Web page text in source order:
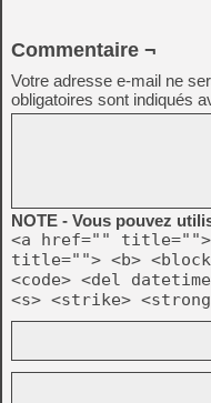
Commentaire ¬
Votre adresse e-mail ne
obligatoires sont indiqués
NOTE - Vous pouvez
<a href="" title="">
title=""> <b>
<code> <del
<s> <strike>